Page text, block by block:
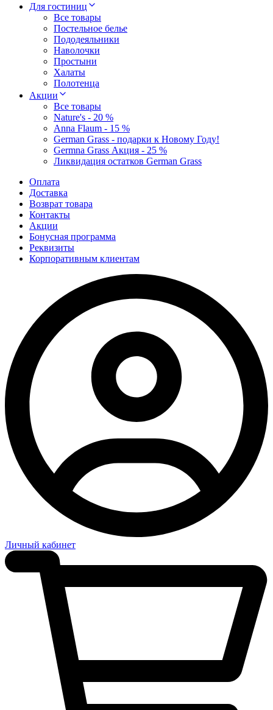
Для гостиниц
Все товары
Постельное белье
Пододеяльники
Наволочки
Простыни
Халаты
Полотенца
Акции
Все товары
Nature's - 20 %
Anna Flaum - 15 %
German Grass - подарки к Новому Году!
Germna Grass Акция - 25 %
Ликвидация остатков German Grass
Оплата
Доставка
Возврат товара
Контакты
Акции
Бонусная программа
Реквизиты
Корпоративным клиентам
Личный кабинет